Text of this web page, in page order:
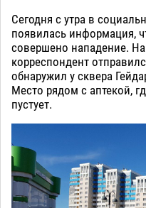
Сегодня с утра в
появилась информация,
совершено нападение.
корреспондент
обнаружил у сквера
Место рядом с аптекой,
пустует.